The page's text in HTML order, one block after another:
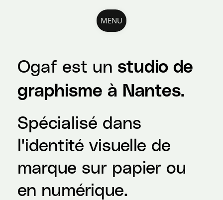
MENU
Ogaf est un studio de
graphisme à Nantes.
Spécialisé dans
l'identité visuelle de
marque sur papier ou
en numérique.